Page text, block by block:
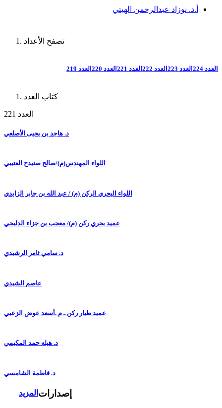
أ.د. نوزاد عبدالرحمن الهيتي
تصفح الأعداد
العدد 224 العدد 223 العدد 222 العدد 221 العدد 220 العدد 219
كتاب العدد
العدد 221
د. هاجد بن يحيى الأصلعي
اللواء المهندس(م)/صالح صنيدح العتيبي
اللواء البحري الركن (م) / عبد الله بن جابر الزايدي
عميد بحري ركن (م)/ معجب بن جزاء الدلبحي
د. سامي ثامر الرشيدي
عاصم الشيدي
عميد طيار ركن ـ م .أسعد عوض الزعبي
د. هيله حمد المكيمي
د. فاطمة الشامسي
المزيد إصدارات